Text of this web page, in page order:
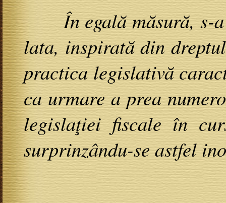
În egală măsură, s-a
lata, inspirată din
practica legislativă
ca urmare a prea
legislaţiei fiscale în
surprinzându-se astfel